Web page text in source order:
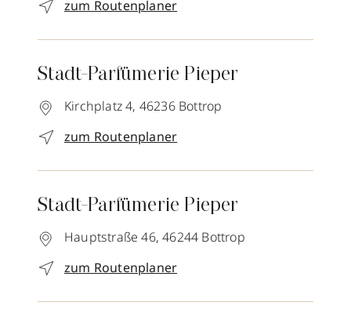
zum Routenplaner
Stadt-Parfümerie Pieper
Kirchplatz 4, 46236 Bottrop
zum Routenplaner
Stadt-Parfümerie Pieper
Hauptstraße 46, 46244 Bottrop
zum Routenplaner